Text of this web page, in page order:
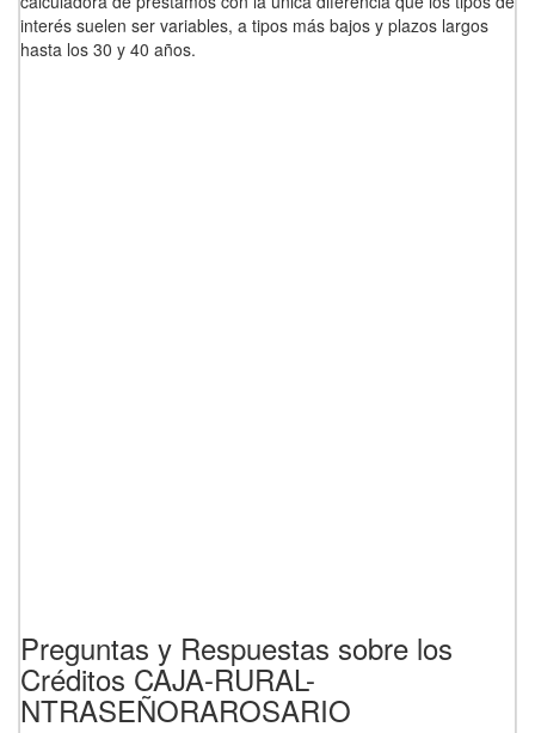
interés suelen ser variables, a tipos más bajos y plazos largos
hasta los 30 y 40 años.
Preguntas y Respuestas sobre los
Créditos CAJA-RURAL-
NTRASEÑORAROSARIO